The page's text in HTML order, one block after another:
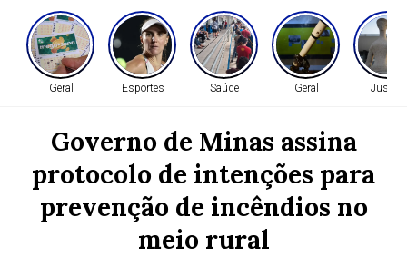
Geral Esportes Saúde Geral Justiça
Governo de Minas assina
protocolo de intenções para
prevenção de incêndios no
meio rural